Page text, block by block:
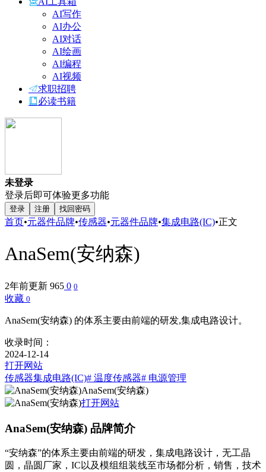
AI写作
AI办公
AI对话
AI绘画
AI编程
AI视频
求职招聘
必读书籍
未登录
登录后即可体验更多功能
登录 注册 找回密码
首页•元器件品牌•传感器•元器件品牌•集成电路(IC)•正文
AnaSem(安纳森)
2年前更新 965 0 0
收藏 0
AnaSem(安纳森) 的体系主要由前端的研发,集成电路设计。
收录时间：
2024-12-14
打开网站
传感器集成电路(IC)# 温度传感器‌# 电源管理
AnaSem(安纳森)
打开网站
AnaSem(安纳森) 品牌简介
“安纳森”的体系主要由前端的研发，集成电路设计，无工晶
圆，晶圆厂家，IC以及模组组装线至市场都分析，销售，技术